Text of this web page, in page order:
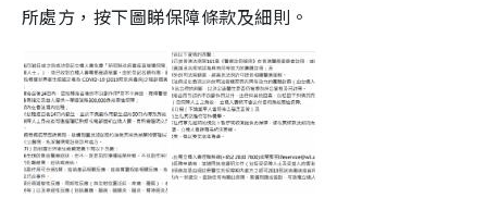
所處方，按下圖睇保障條款及細則。